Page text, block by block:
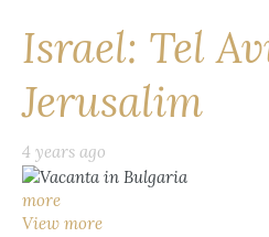
Israel: Tel
Jerusalim
4 years ago
more
View more